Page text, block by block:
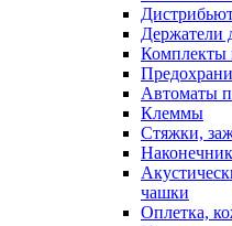
Держатели
Комплекты
Автоматы
Клеммы
Стяжки,
чашки
Оплетка,